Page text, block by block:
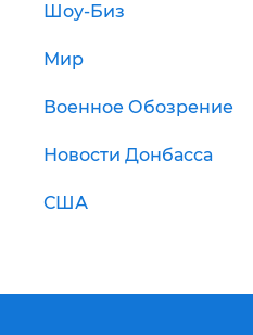
Шоу-Биз
Мир
Военное Обозрение
Новости Донбасса
США